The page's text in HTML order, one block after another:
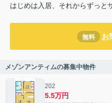
はじめは入居、それからずっと
無料 お
メゾンアンティムの募集中物件
202
5.5万円